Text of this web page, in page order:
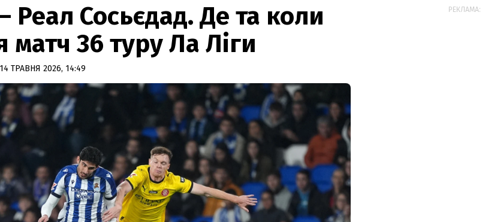
Сосьєдад. Де та коли
матч 36 туру Ла Ліги
ТРАВНЯ 2026, 14:49
РЕКЛАМА: